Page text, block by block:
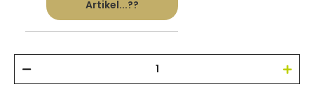
Artikel...??